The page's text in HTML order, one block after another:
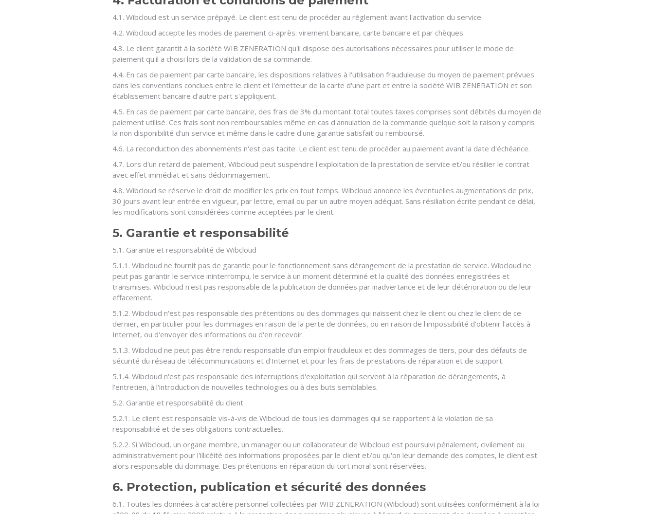
4.1. Wibcloud est un service prépayé. Le client est tenu de procéder au règlement avant l'activation du service.
4.2. Wibcloud accepte les modes de paiement ci-après: virement bancaire, carte bancaire et par chèques.
4.3. Le client garantit à la société WIB ZENERATION qu'il dispose des autorisations nécessaires pour utiliser le mode de
paiement qu'il a choisi lors de la validation de sa commande.
4.4. En cas de paiement par carte bancaire, les dispositions relatives à l'utilisation frauduleuse du moyen de paiement prévues
dans les conventions conclues entre le client et l'émetteur de la carte d'une part et entre la société WIB ZENERATION et son
établissement bancaire d'autre part s'appliquent.
4.5. En cas de paiement par carte bancaire, des frais de 3% du montant total toutes taxes comprises sont débités du moyen de
paiement utilisé. Ces frais sont non remboursables même en cas d'annulation de la commande quelque soit la raison y compris
la non disponibilité d'un service et même dans le cadre d'une garantie satisfait ou remboursé.
4.6. La reconduction des abonnements n'est pas tacite. Le client est tenu de procéder au paiement avant la date d'échéance.
4.7. Lors d'un retard de paiement, Wibcloud peut suspendre l'exploitation de la prestation de service et/ou résilier le contrat
avec effet immédiat et sans dédommagement.
4.8. Wibcloud se réserve le droit de modifier les prix en tout temps. Wibcloud annonce les éventuelles augmentations de prix,
30 jours avant leur entrée en vigueur, par lettre, email ou par un autre moyen adéquat. Sans résiliation écrite pendant ce délai,
les modifications sont considérées comme acceptées par le client.
5. Garantie et responsabilité
5.1. Garantie et responsabilité de Wibcloud
5.1.1. Wibcloud ne fournit pas de garantie pour le fonctionnement sans dérangement de la prestation de service. Wibcloud ne
peut pas garantir le service ininterrompu, le service à un moment déterminé et la qualité des données enregistrées et
transmises. Wibcloud n'est pas responsable de la publication de données par inadvertance et de leur détérioration ou de leur
effacement.
5.1.2. Wibcloud n'est pas responsable des prétentions ou des dommages qui naissent chez le client ou chez le client de ce
dernier, en particulier pour les dommages en raison de la perte de données, ou en raison de l'impossibilité d'obtenir l'accès à
Internet, ou d'envoyer des informations ou d'en recevoir.
5.1.3. Wibcloud ne peut pas être rendu responsable d'un emploi frauduleux et des dommages de tiers, pour des défauts de
sécurité du réseau de télécommunications et d'Internet et pour les frais de prestations de réparation et de support.
5.1.4. Wibcloud n'est pas responsable des interruptions d'exploitation qui servent à la réparation de dérangements, à
l'entretien, à l'introduction de nouvelles technologies ou à des buts semblables.
5.2. Garantie et responsabilité du client
5.2.1. Le client est responsable vis-à-vis de Wibcloud de tous les dommages qui se rapportent à la violation de sa
responsabilité et de ses obligations contractuelles.
5.2.2. Si Wibcloud, un organe membre, un manager ou un collaborateur de Wibcloud est poursuivi pénalement, civilement ou
administrativement pour l'illicéité des informations proposées par le client et/ou qu'on leur demande des comptes, le client est
alors responsable du dommage. Des prétentions en réparation du tort moral sont réservées.
6. Protection, publication et sécurité des données
6.1. Toutes les données à caractère personnel collectées par WIB ZENERATION (Wibcloud) sont utilisées conformément à la loi